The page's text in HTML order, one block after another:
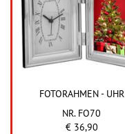
FOTORAHMEN - UHR
NR. FO70
€ 36,90